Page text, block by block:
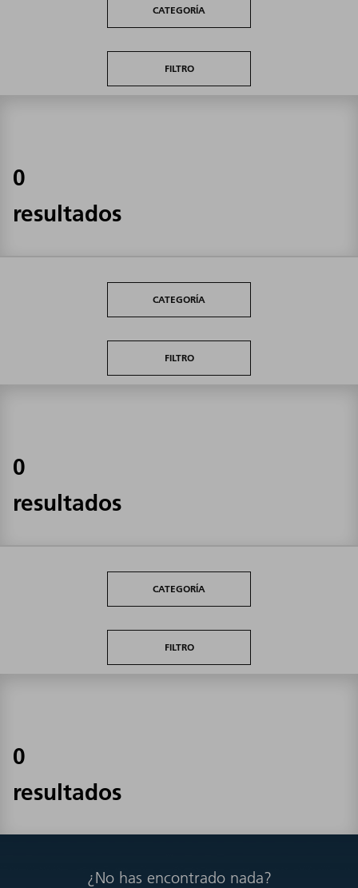
CATEGORÍA
FILTRO
0
resultados
CATEGORÍA
FILTRO
0
resultados
CATEGORÍA
FILTRO
0
resultados
¿No has encontrado nada?